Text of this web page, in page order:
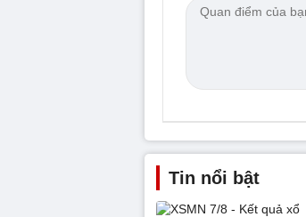
Tin nổi bật